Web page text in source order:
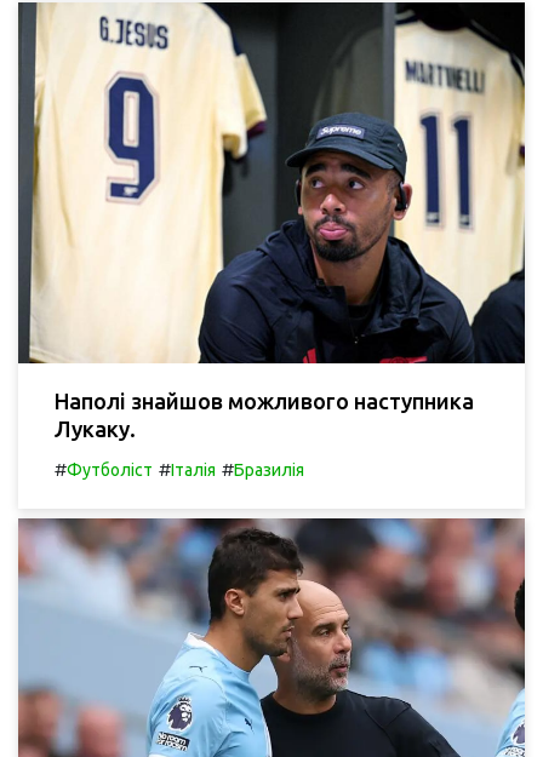
Наполі знайшов можливого наступника
Лукаку.
#Футболіст #Італія #Бразилія